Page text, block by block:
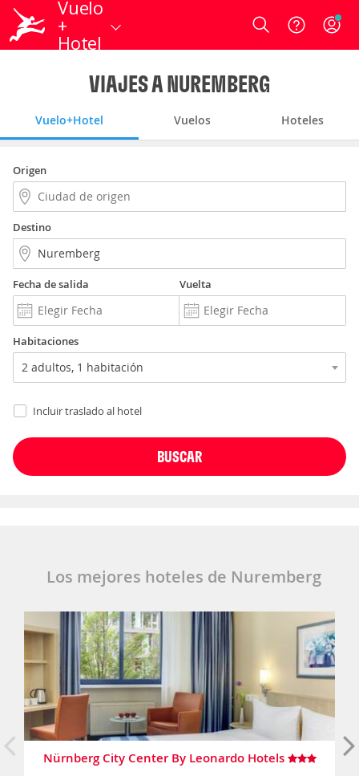
Vuelo
+
Hotel
Login
VIAJES A NUREMBERG
Vuelo+Hotel Vuelos Hoteles
Origen
Destino
Fecha de salida Vuelta
Habitaciones
Incluir traslado al hotel
Los mejores hoteles de Nuremberg
Nürnberg City Center By Leonardo Hotels